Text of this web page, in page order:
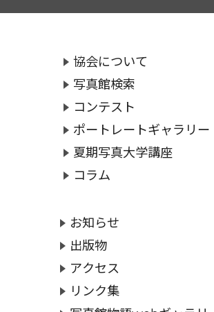
協会について
写真館検索
コンテスト
ポートレートギャラリー
夏期写真大学講座
コラム
お知らせ
出版物
アクセス
リンク集